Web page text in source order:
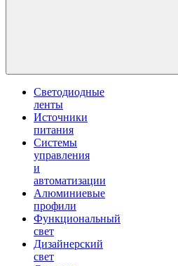
Светодиодные
ленты
Источники
питания
Системы
управления
и
автоматизации
Алюминиевые
профили
Функциональный
свет
Дизайнерский
свет